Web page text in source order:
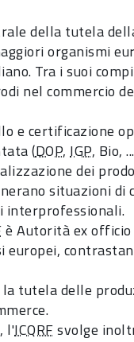
della tutela
organismi
Tra i suoi
nel commercio
e certificazione
(DOP,IGP, Bio,
dei
situazioni
interprofessionali.
è Autorità ex
tutela delle
l'ICQRFsvolge